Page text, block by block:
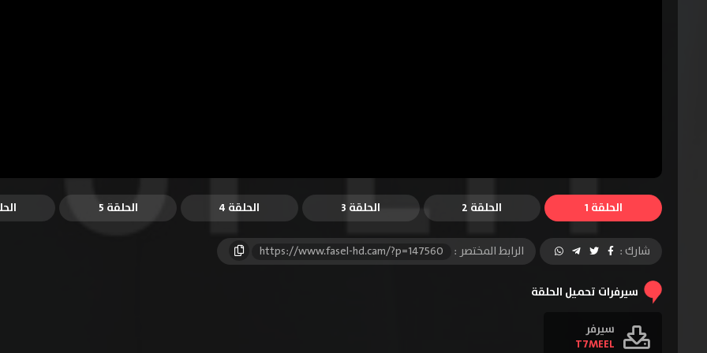
الحلقة 1 الحلقة 2 الحلقة 3 الحلقة 4 الحلقة 5
شارك : الرابط المختصر : https://www.fasel-hd.cam/?p=147560
سيرفرات تحميل الحلقة
سيرفر
T7MEEL